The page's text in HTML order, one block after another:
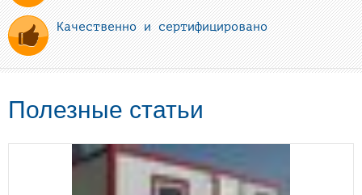
Качественно и сертифицировано
Полезные статьи